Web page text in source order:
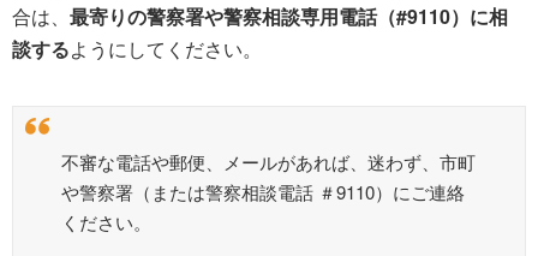
合は、 最寄りの警察署や警察相談専用電話（#9110）に相
談するようにしてください。
不審な電話や郵便、メールがあれば、迷わず、市町
や警察署（または警察相談電話 ＃9110）にご連絡
ください。